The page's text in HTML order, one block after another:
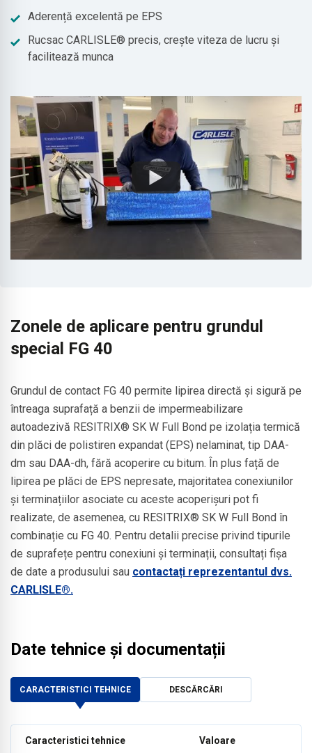
Aderență excelentă pe EPS
Rucsac CARLISLE® precis, crește viteza de lucru și
facilitează munca
Zonele de aplicare pentru grundul
special FG 40
Grundul de contact FG 40 permite lipirea directă și sigură pe
întreaga suprafață a benzii de impermeabilizare
autoadezivă RESITRIX® SK W Full Bond pe izolația termică
din plăci de polistiren expandat (EPS) nelaminat, tip DAA-
dm sau DAA-dh, fără acoperire cu bitum. În plus față de
lipirea pe plăci de EPS nepresate, majoritatea conexiunilor
și terminațiilor asociate cu aceste acoperișuri pot fi
realizate, de asemenea, cu RESITRIX® SK W Full Bond în
combinație cu FG 40. Pentru detalii precise privind tipurile
de suprafețe pentru conexiuni și terminații, consultați fișa
de date a produsului sau contactați reprezentantul dvs.
CARLISLE®.
Date tehnice și documentații
CARACTERISTICI TEHNICE DESCĂRCĂRI
Caracteristici tehnice Valoare